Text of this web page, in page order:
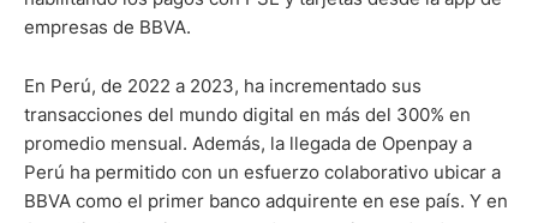
empresas de BBVA.
En Perú, de 2022 a 2023, ha incrementado sus
transacciones del mundo digital en más del 300% en
promedio mensual. Además, la llegada de Openpay a
Perú ha permitido con un esfuerzo colaborativo ubicar a
BBVA como el primer banco adquirente en ese país. Y en